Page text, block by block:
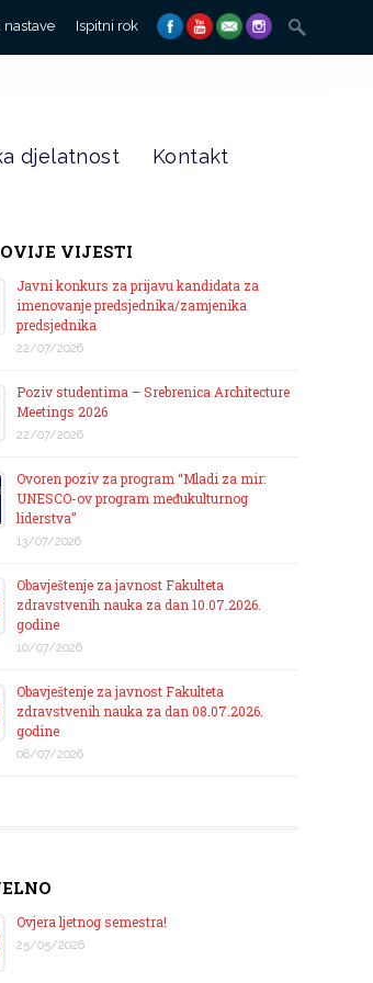
nastave Ispitni rok
Search
for:
djelatnost Kontakt
VIJESTI
Javni konkurs za prijavu kandidata za
imenovanje predsjednika/zamjenika
predsjednika
22/07/2026
Poziv studentima – Srebrenica Architecture
Meetings 2026
22/07/2026
Ovoren poziv za program “Mladi za mir:
UNESCO-ov program međukulturnog
liderstva”
13/07/2026
Obavještenje za javnost Fakulteta
zdravstvenih nauka za dan 10.07.2026.
godine
10/07/2026
Obavještenje za javnost Fakulteta
zdravstvenih nauka za dan 08.07.2026.
godine
08/07/2026
Ovjera ljetnog semestra!
25/05/2026